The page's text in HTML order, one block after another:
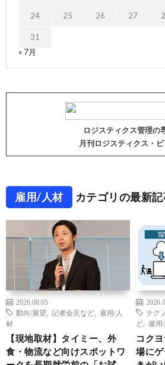
24 25 26 27
31
« 7月
ロジスティクス管理の
月刊ロジスティクス・
雇用/人材 カテゴリの最新
2026.08.05
動向/展望
記者会見など
雇用/人
材
【現地取材】タイミー、外
食・物流など向けスポットワ
テク
ど
雇用
コク
場に